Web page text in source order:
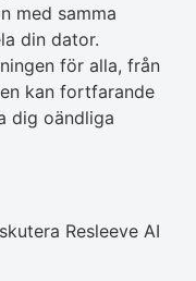
med samma
din dator.
för alla, från
kan fortfarande
dig oändliga
Resleeve AI